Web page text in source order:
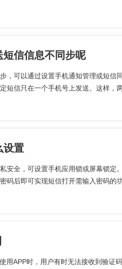
信信息不同步呢
，可以通过设置手机通知管理或短信
短信只在一个手机号上发送。这样，
设置
安全，可设置手机应用锁或屏幕锁定
码后即可实现短信打开需输入密码的功
用APP时，用户有时无法接收到验证